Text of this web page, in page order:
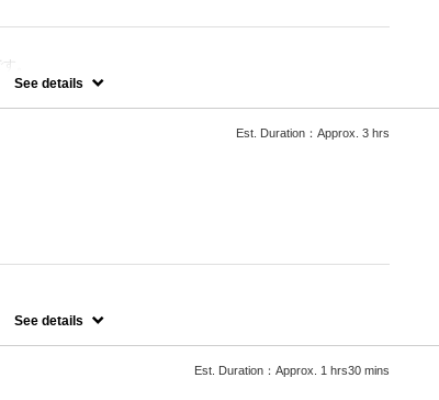
。
ますのでそちらの選択をお願いしております。
を頂戴いたします。
See details
Est. Duration：Approx. 3 hrs
ただいておりますので、料金が前後する場合がございます。
す。
See details
Est. Duration：Approx. 1 hrs30 mins